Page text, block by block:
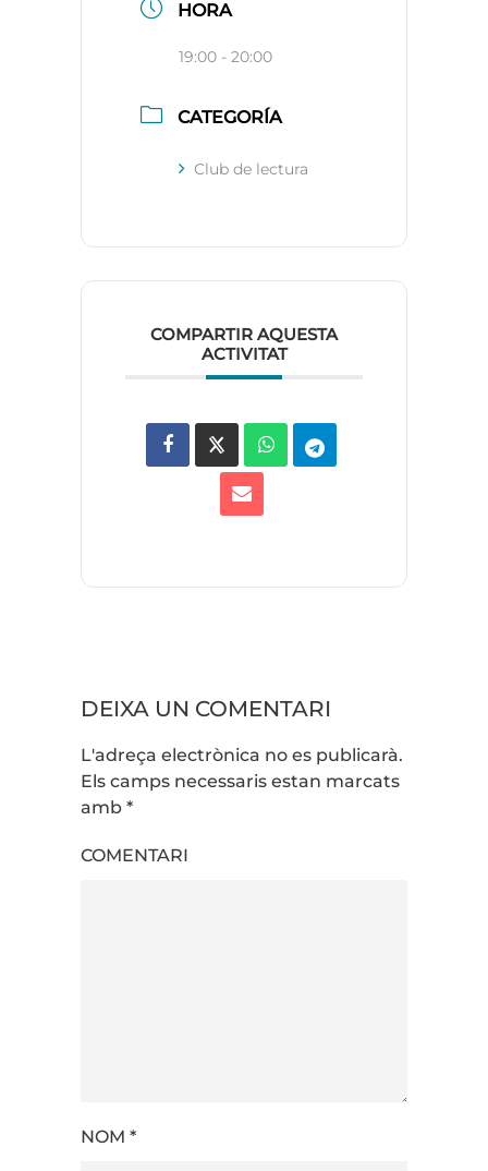
HORA
19:00 - 20:00
CATEGORÍA
Club de lectura
COMPARTIR AQUESTA
ACTIVITAT
DEIXA UN COMENTARI
L'adreça electrònica no es publicarà.
Els camps necessaris estan marcats
amb *
COMENTARI
NOM *